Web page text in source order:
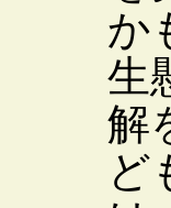
か
生
解
ど